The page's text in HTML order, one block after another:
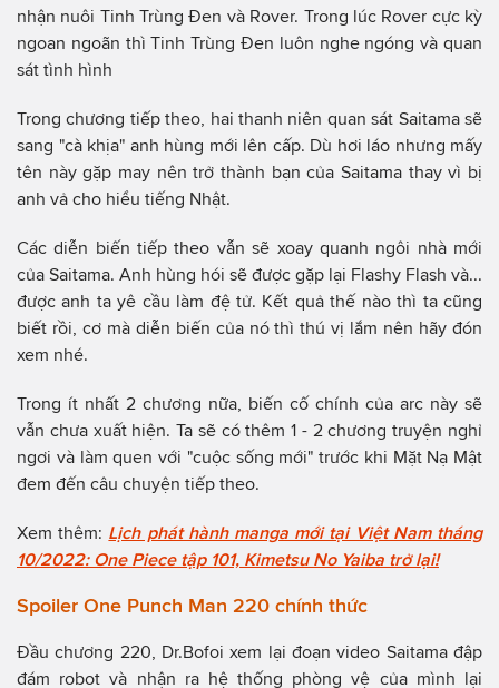
nhận nuôi Tinh Trùng Đen và Rover. Trong lúc Rover cực kỳ
ngoan ngoãn thì Tinh Trùng Đen luôn nghe ngóng và quan
sát tình hình
Trong chương tiếp theo, hai thanh niên quan sát Saitama sẽ
sang "cà khịa" anh hùng mới lên cấp. Dù hơi láo nhưng mấy
tên này gặp may nên trở thành bạn của Saitama thay vì bị
anh vả cho hiểu tiếng Nhật.
Các diễn biến tiếp theo vẫn sẽ xoay quanh ngôi nhà mới
của Saitama. Anh hùng hói sẽ được gặp lại Flashy Flash và...
được anh ta yê cầu làm đệ tử. Kết quả thế nào thì ta cũng
biết rồi, cơ mà diễn biến của nó thì thú vị lắm nên hãy đón
xem nhé.
Trong ít nhất 2 chương nữa, biến cố chính của arc này sẽ
vẫn chưa xuất hiện. Ta sẽ có thêm 1 - 2 chương truyện nghỉ
ngơi và làm quen với "cuộc sống mới" trước khi Mặt Nạ Mật
đem đến câu chuyện tiếp theo.
Xem thêm: Lịch phát hành manga mới tại Việt Nam tháng
10/2022: One Piece tập 101, Kimetsu No Yaiba trở lại!
Spoiler One Punch Man 220 chính thức
Đầu chương 220, Dr.Bofoi xem lại đoạn video Saitama đập
đám robot và nhận ra hệ thống phòng vệ của mình lại